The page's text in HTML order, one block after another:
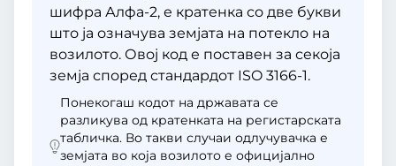
шифра Алфа-2, е кратенка со две букви
што ја означува земјата на потекло на
возилото. Овој код е поставен за секоја
земја според стандардот ISO 3166-1.
Понекогаш кодот на државата се
разликува од кратенката на регистарската
табличка. Во такви случаи одлучувачка е
земјата во која возилото е официјално